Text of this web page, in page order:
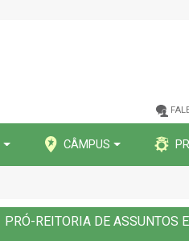
CÂMPUS
PRÓ-REITORIA DE ASSUNTOS